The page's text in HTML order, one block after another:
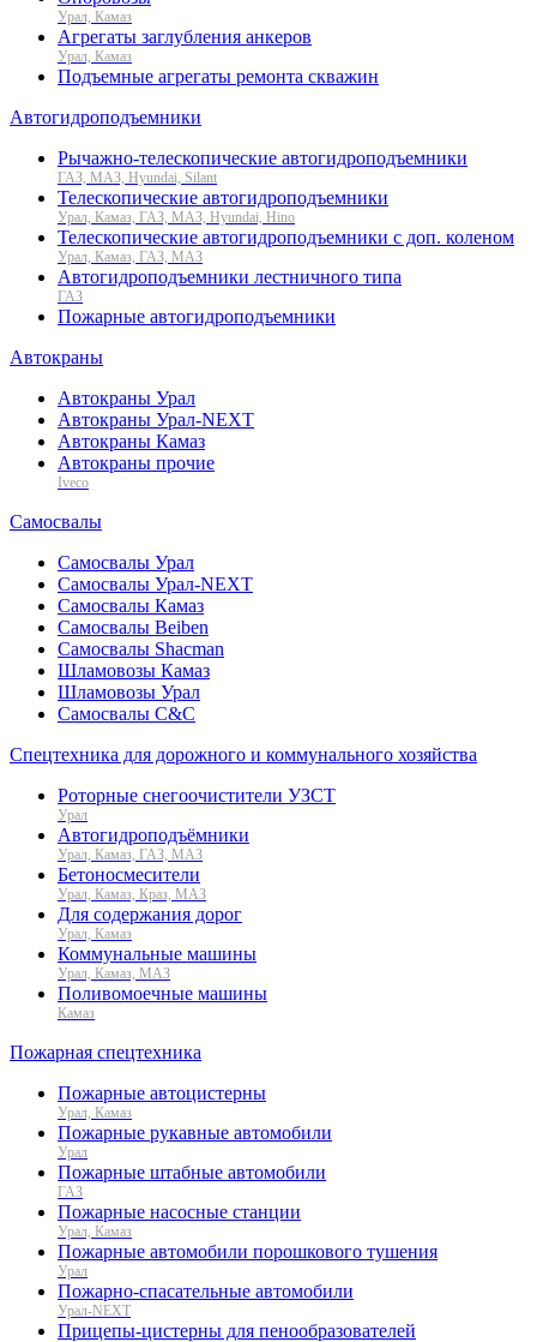
Урал, Камаз
Агрегаты заглубления анкеров
Урал, Камаз
Подъемные агрегаты ремонта скважин
Автогидроподъемники
Рычажно-телескопические автогидроподъемники
ГАЗ, МАЗ, Hyundai, Silant
Телескопические автогидроподъемники
Урал, Камаз, ГАЗ, МАЗ, Hyundai, Hino
Телескопические автогидроподъемники с доп. коленом
Урал, Камаз, ГАЗ, МАЗ
Автогидроподъемники лестничного типа
ГАЗ
Пожарные автогидроподъемники
Автокраны
Автокраны Урал
Автокраны Урал-NEXT
Автокраны Камаз
Автокраны прочие
Iveco
Самосвалы
Самосвалы Урал
Самосвалы Урал-NEXT
Самосвалы Камаз
Самосвалы Beiben
Самосвалы Shacman
Шламовозы Камаз
Шламовозы Урал
Самосвалы C&C
Спецтехника для дорожного и коммунального хозяйства
Роторные снегоочистители УЗСТ
Урал
Автогидроподъёмники
Урал, Камаз, ГАЗ, МАЗ
Бетоносмесители
Урал, Камаз, Краз, МАЗ
Для содержания дорог
Урал, Камаз
Коммунальные машины
Урал, Камаз, МАЗ
Поливомоечные машины
Камаз
Пожарная спецтехника
Пожарные автоцистерны
Урал, Камаз
Пожарные рукавные автомобили
Урал
Пожарные штабные автомобили
ГАЗ
Пожарные насосные станции
Урал, Камаз
Пожарные автомобили порошкового тушения
Урал
Пожарно-спасательные автомобили
Урал-NEXT
Прицепы-цистерны для пенообразователей